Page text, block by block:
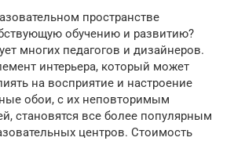
пространстве
обучению и развитию?
многих педагогов и дизайнеров.
интерьера, который может
на восприятие и настроение
обои, с их неповторимым
становятся все более популярным
центров. Стоимость